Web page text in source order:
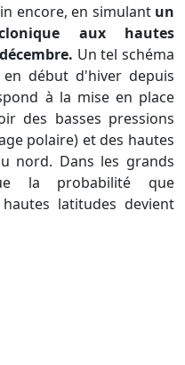
encore, en simulant un
aux hautes
Un tel schéma
début d'hiver depuis
à la mise en place
des basses pressions
polaire) et des hautes
nord. Dans les grands
la probabilité que
latitudes devient